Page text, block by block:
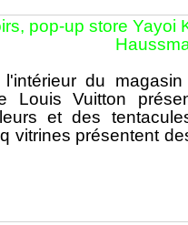
pop-up store Yayoi
du magasin
Louis Vuitton
et des
vitrines présentent